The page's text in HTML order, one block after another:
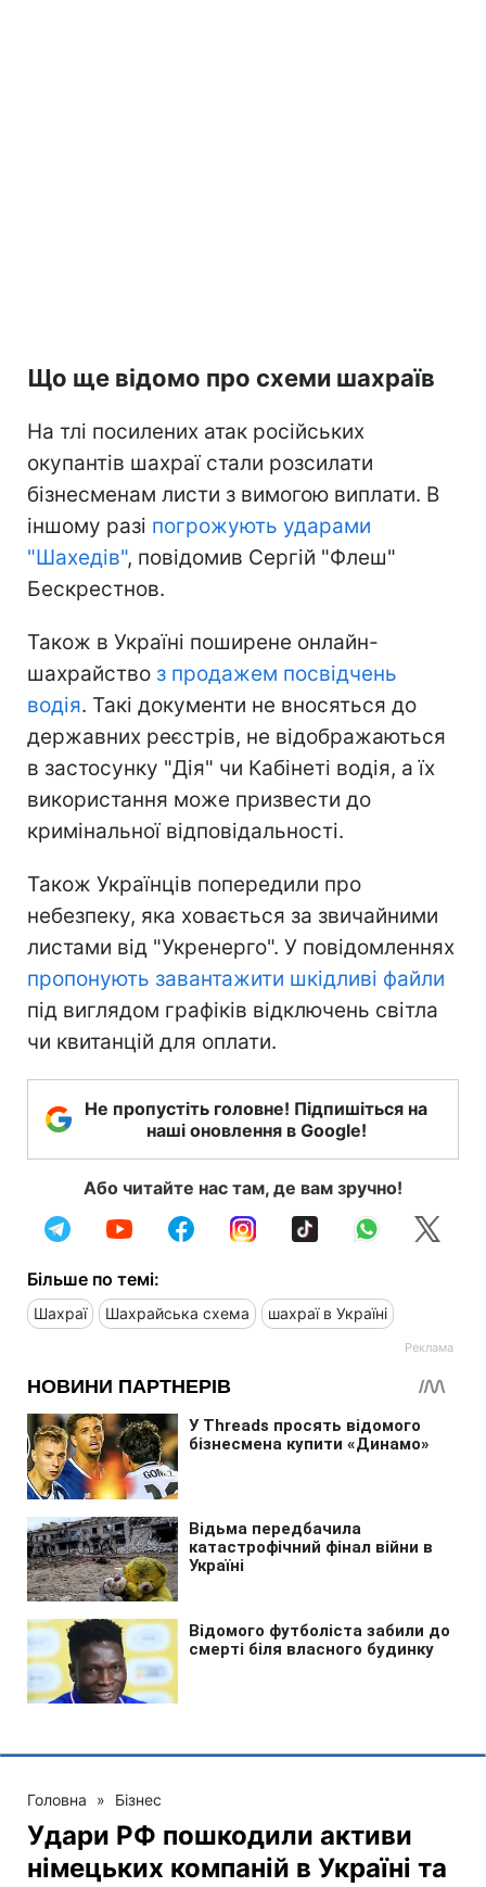
Що ще відомо про схеми шахраїв
На тлі посилених атак російських
окупантів шахраї стали розсилати
бізнесменам листи з вимогою виплати. В
іншому разі погрожують ударами
"Шахедів", повідомив Сергій "Флеш"
Бескрестнов.
Також в Україні поширене онлайн-
шахрайство з продажем посвідчень
водія. Такі документи не вносяться до
державних реєстрів, не відображаються
в застосунку "Дія" чи Кабінеті водія, а їх
використання може призвести до
кримінальної відповідальності.
Також Українців попередили про
небезпеку, яка ховається за звичайними
листами від "Укренерго". У повідомленнях
пропонують завантажити шкідливі файли
під виглядом графіків відключень світла
чи квитанцій для оплати.
Не пропустіть головне! Підпишіться на
наші оновлення в Google!
Або читайте нас там, де вам зручно!
Більше по темі:
Шахраї Шахрайська схема шахраї в Україні
Головна » Бізнес
Удари РФ пошкодили активи
німецьких компаній в Україні та